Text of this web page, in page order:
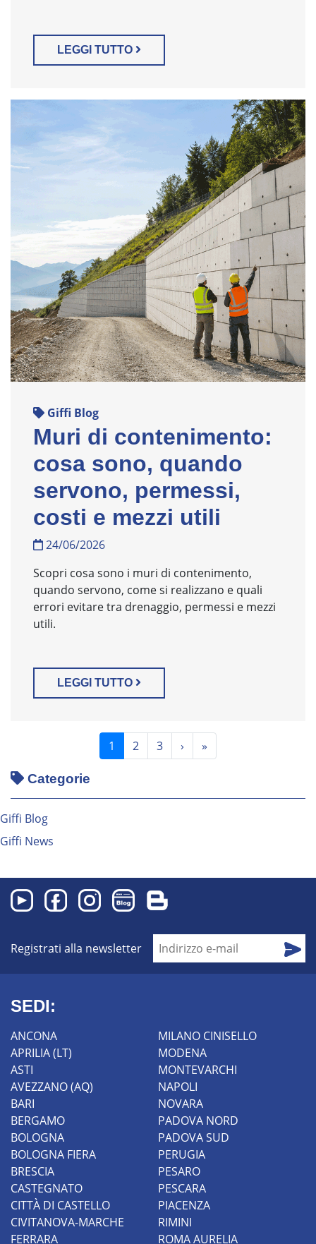
LEGGI TUTTO
Giffi Blog
Muri di contenimento:
cosa sono, quando
servono, permessi,
costi e mezzi utili
24/06/2026
Scopri cosa sono i muri di contenimento,
quando servono, come si realizzano e quali
errori evitare tra drenaggio, permessi e mezzi
utili.
LEGGI TUTTO
1 (current)
2 3 › »
Categorie
Giffi Blog
Giffi News
Registrati alla newsletter
SEDI:
ANCONA
APRILIA (LT)
ASTI
AVEZZANO (AQ)
BARI
BERGAMO
BOLOGNA
BOLOGNA FIERA
BRESCIA
CASTEGNATO
CITTÀ DI CASTELLO
CIVITANOVA-MARCHE
FERRARA
MILANO CINISELLO
MODENA
MONTEVARCHI
NAPOLI
NOVARA
PADOVA NORD
PADOVA SUD
PERUGIA
PESARO
PESCARA
PIACENZA
RIMINI
ROMA AURELIA